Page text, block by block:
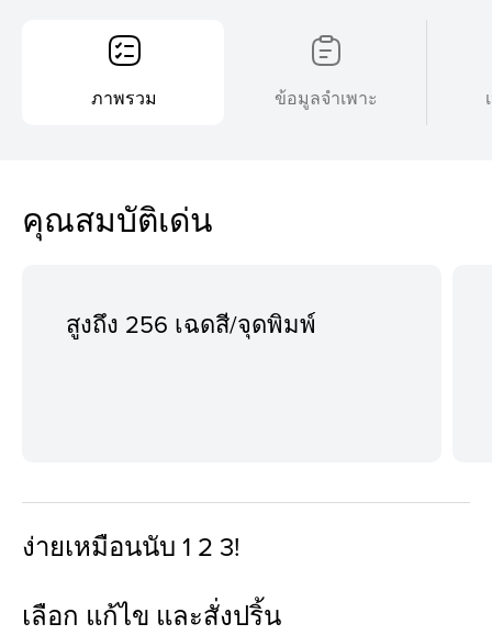
ภาพรวม ข้อมูลจำเพาะ
คุณสมบัติเด่น
สูงถึง 256 เฉดสี/จุดพิมพ์
ง่ายเหมือนนับ 1 2 3!
เลือก แก้ไข และสั่งปริ้น